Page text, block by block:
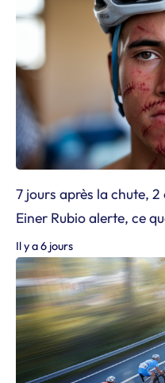
7 jours après la chute, 2
Einer Rubio alerte, ce
Il y a 6 jours